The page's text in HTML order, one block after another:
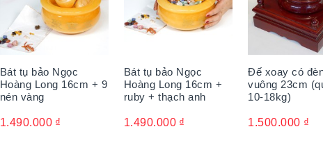
Bát tụ bảo Ngọc
Hoàng Long 16cm + 9
nén vàng
1.490.000 ₫
Bát tụ bảo Ngọc
Hoàng Long 16cm +
ruby + thạch anh
1.490.000 ₫
Đế xoay có
vuông 23cm
10-18kg)
1.500.000 ₫